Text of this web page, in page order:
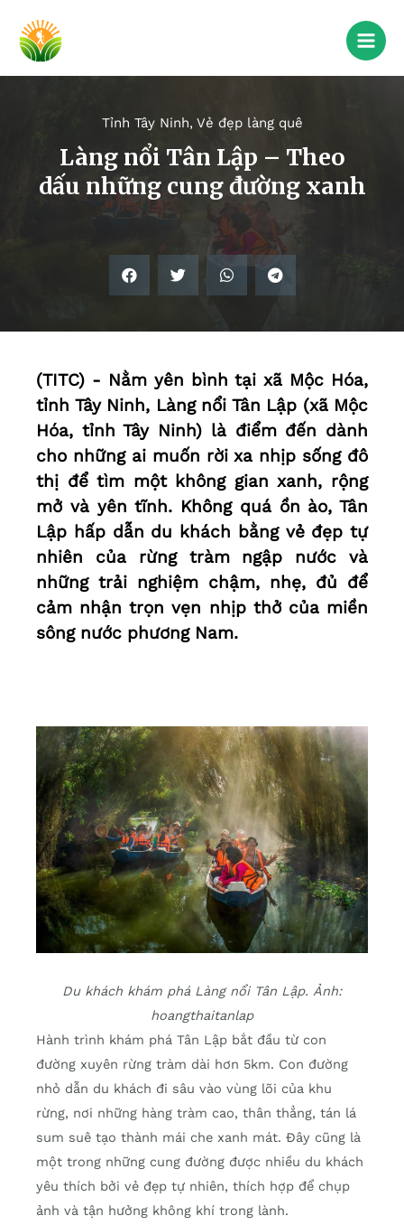
Tỉnh Tây Ninh, Vẻ đẹp làng quê
Làng nổi Tân Lập – Theo
dấu những cung đường xanh
(TITC) - Nằm yên bình tại xã Mộc Hóa,
tỉnh Tây Ninh, Làng nổi Tân Lập (xã Mộc
Hóa, tỉnh Tây Ninh) là điểm đến dành
cho những ai muốn rời xa nhịp sống đô
thị để tìm một không gian xanh, rộng
mở và yên tĩnh. Không quá ồn ào, Tân
Lập hấp dẫn du khách bằng vẻ đẹp tự
nhiên của rừng tràm ngập nước và
những trải nghiệm chậm, nhẹ, đủ để
cảm nhận trọn vẹn nhịp thở của miền
sông nước phương Nam.
Du khách khám phá Làng nổi Tân Lập. Ảnh:
hoangthaitanlap
Hành trình khám phá Tân Lập bắt đầu từ con
đường xuyên rừng tràm dài hơn 5km. Con đường
nhỏ dẫn du khách đi sâu vào vùng lõi của khu
rừng, nơi những hàng tràm cao, thân thẳng, tán lá
sum suê tạo thành mái che xanh mát. Đây cũng là
một trong những cung đường được nhiều du khách
yêu thích bởi vẻ đẹp tự nhiên, thích hợp để chụp
ảnh và tận hưởng không khí trong lành.